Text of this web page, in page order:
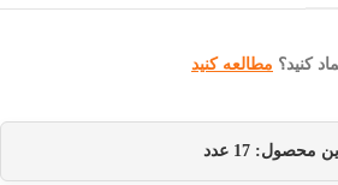
کنید؟ مطالعه کنید
محصول: 17 عدد